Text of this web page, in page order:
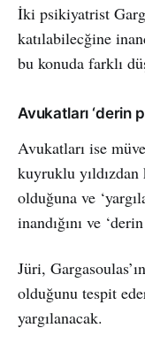
İki psikiyatrist
katılabilecğine
bu konuda farklı
Avukatları ‘derin
Avukatları ise
kuyruklu
olduğuna ve
inandığını ve
Jüri,
olduğunu tespit
yargılanacak.